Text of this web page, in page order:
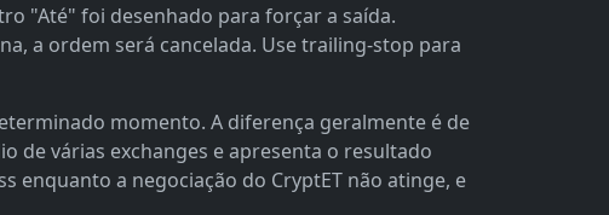
"Até" foi desenhado para forçar a saída.
a ordem será cancelada. Use trailing-stop para
momento. A diferença geralmente é de
de várias exchanges e apresenta o resultado
a negociação do CryptET não atinge, e